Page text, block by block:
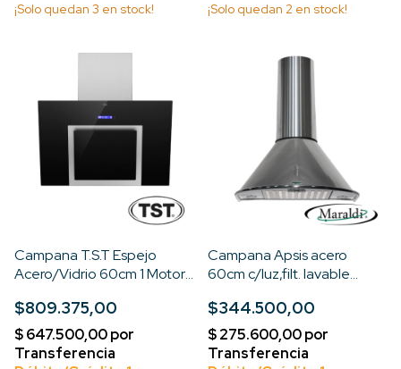
¡Solo quedan 3 en stock! ¡Solo quedan 2 en stock!
Campana T.S.T Espejo
Acero/Vidrio 60cm 1 Motor
Lavable c/Luz LED
$809.375,00
Campana Apsis acero
60cm c/luz,filt. lavable
$344.500,00